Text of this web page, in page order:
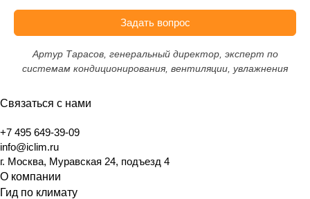
Задать вопрос
Артур Тарасов, генеральный директор, эксперт по
системам кондиционирования, вентиляции, увлажнения
Связаться с нами
+7 495 649-39-09
info@iclim.ru
г. Москва, Муравская 24, подъезд 4
О компании
Гид по климату